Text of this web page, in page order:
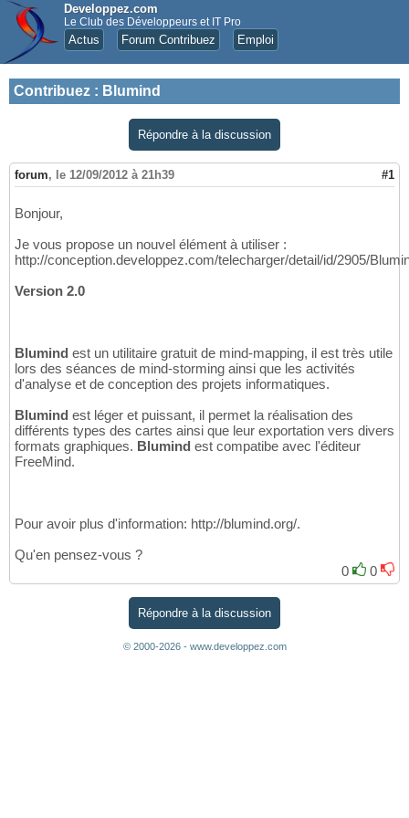
Developpez.com
Le Club des Développeurs et IT Pro
Actus Forum Contribuez Emploi
Contribuez : Blumind
Répondre à la discussion
forum, le 12/09/2012 à 21h39 #1
Bonjour,
Je vous propose un nouvel élément à utiliser :
http://conception.developpez.com/telecharger/detail/id/2905/
Version 2.0
Blumind est un utilitaire gratuit de mind-mapping, il est très utile
lors des séances de mind-storming ainsi que les activités
d'analyse et de conception des projets informatiques.
Blumind est léger et puissant, il permet la réalisation des
différents types des cartes ainsi que leur exportation vers divers
formats graphiques. Blumind est compatibe avec l'éditeur
FreeMind.
Pour avoir plus d'information: http://blumind.org/.
Qu'en pensez-vous ?
0
0
Répondre à la discussion
© 2000-2026 - www.developpez.com